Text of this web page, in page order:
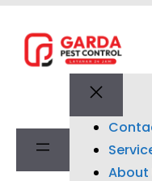
About